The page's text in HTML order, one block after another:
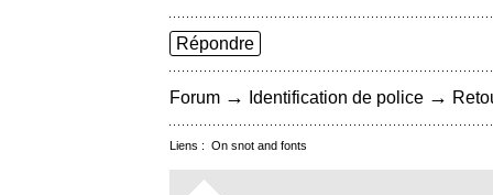
Répondre
Forum → Identification de police →
Liens : On snot and fonts